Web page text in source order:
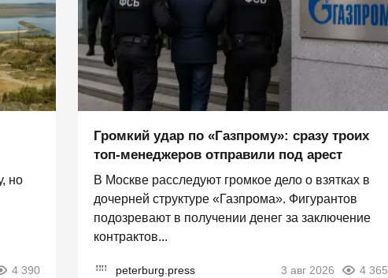
но
4 390
Громкий удар по «Газпрому»: сразу троих
топ-менеджеров отправили под арест
В Москве расследуют громкое дело о взятках в
дочерней структуре «Газпрома». Фигурантов
подозревают в получении денег за заключение
контрактов...
peterburg.press 3 авг 2026 4 365